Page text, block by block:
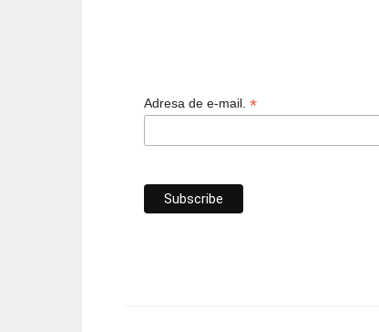
Adresa de e-mail. *